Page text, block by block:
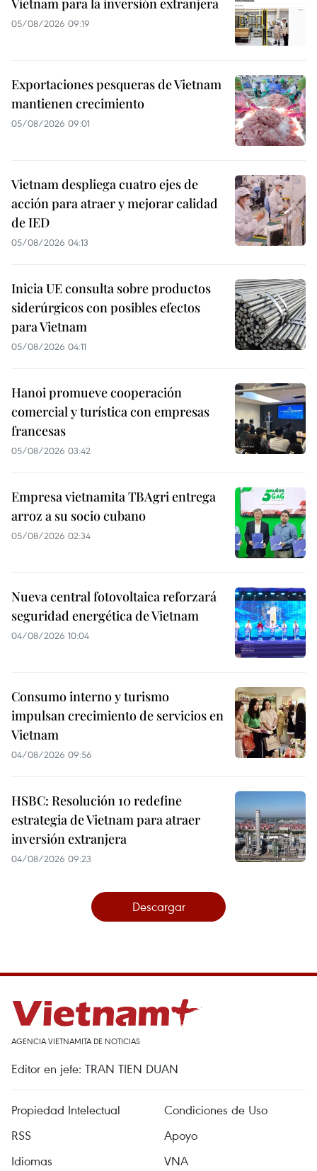
Vietnam para la inversión extranjera
05/08/2026 09:19
Exportaciones pesqueras de Vietnam
mantienen crecimiento
05/08/2026 09:01
Vietnam despliega cuatro ejes de
acción para atraer y mejorar calidad
de IED
05/08/2026 04:13
Inicia UE consulta sobre productos
siderúrgicos con posibles efectos
para Vietnam
05/08/2026 04:11
Hanoi promueve cooperación
comercial y turística con empresas
francesas
05/08/2026 03:42
Empresa vietnamita TBAgri entrega
arroz a su socio cubano
05/08/2026 02:34
Nueva central fotovoltaica reforzará
seguridad energética de Vietnam
04/08/2026 10:04
Consumo interno y turismo
impulsan crecimiento de servicios en
Vietnam
04/08/2026 09:56
HSBC: Resolución 10 redefine
estrategia de Vietnam para atraer
inversión extranjera
04/08/2026 09:23
Descargar
AGENCIA VIETNAMITA DE NOTICIAS
Editor en jefe: TRAN TIEN DUAN
Propiedad Intelectual
Condiciones de Uso
RSS
Apoyo
Idiomas
VNA